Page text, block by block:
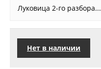
Луковица 2-го разбора...
Нет в наличии